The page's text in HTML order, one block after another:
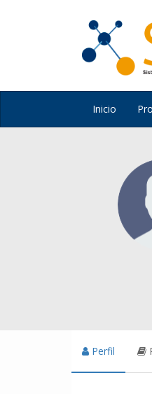
Inicio
Perfil